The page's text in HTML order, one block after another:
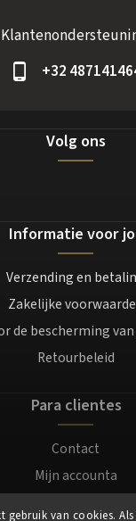
gebruik van cookies.
+32
Volg ons
Informatie voor
Verzending en
Zakelijke
de bescherming
Retourbeleid
Para clientes
Contact
Mijn accounta